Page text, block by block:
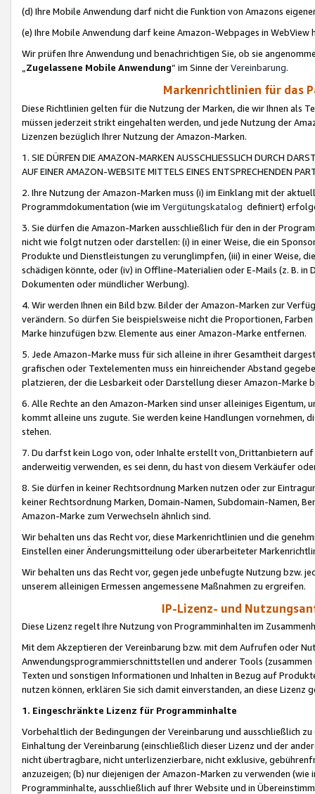
(d) Ihre Mobile Anwendung darf nicht die Funktion von Amazons
(e) Ihre Mobile Anwendung darf keine Amazon-Webpages in WebView
Wir prüfen Ihre Anwendung und benachrichtigen Sie, ob sie
„Zugelassene Mobile Anwendung“ im Sinne derVereinbarung.
Markenrichtlinien für das
Diese Richtlinien gelten für die Nutzung der Marken, die wir Ihnen als
müssen jederzeit strikt eingehalten werden, und jede Nutzung der
Lizenzen bezüglich Ihrer Nutzung der Amazon-Marken.
1. SIE DÜRFEN DIE AMAZON-MARKEN AUSSCHLIESSLICH DURCH
AUF EINER AMAZON-WEBSITE MITTELS EINES ENTSPRECHENDEN
2. Ihre Nutzung der Amazon-Marken muss (i) im Einklang mit der
Programmdokumentation (wie im Vergütungskatalog definiert)
3. Sie dürfen die Amazon-Marken ausschließlich für den in der
nicht wie folgt nutzen oder darstellen: (i) in einer Weise, die ein
Produkte und Dienstleistungen zu verunglimpfen, (iii) in einer Weise,
schädigen könnte, oder (iv) in Offline-Materialien oder E-Mails (z. B. in
Dokumenten oder mündlicher Werbung).
4. Wir werden Ihnen ein Bild bzw. Bilder der Amazon-Marken zur
verändern. So dürfen Sie beispielsweise nicht die Proportionen,
Marke hinzufügen bzw. Elemente aus einer Amazon-Marke entfernen.
5. Jede Amazon-Marke muss für sich alleine in ihrer Gesamtheit
grafischen oder Textelementen muss ein hinreichender Abstand
platzieren, der die Lesbarkeit oder Darstellung dieser Amazon-Marke
6. Alle Rechte an den Amazon-Marken sind unser alleiniges
kommt alleine uns zugute. Sie werden keine Handlungen vornehmen,
stehen.
7. Du darfst kein Logo von, oder Inhalte erstellt von,Drittanbietern auf
anderweitig verwenden, es sei denn, du hast von diesem Verkäufer
8. Sie dürfen in keiner Rechtsordnung Marken nutzen oder zur
keiner Rechtsordnung Marken, Domain-Namen, Subdomain-Namen,
Amazon-Marke zum Verwechseln ähnlich sind.
Wir behalten uns das Recht vor, diese Markenrichtlinien und die
Einstellen einer Änderungsmitteilung oder überarbeiteter
Wir behalten uns das Recht vor, gegen jede unbefugte Nutzung bzw.
unserem alleinigen Ermessen angemessene Maßnahmen zu ergreifen.
IP-Lizenz- und
Diese Lizenz regelt Ihre Nutzung von Programminhalten im
Mit dem Akzeptieren der Vereinbarung bzw. mit dem Aufrufen oder
Anwendungsprogrammierschnittstellen und anderer Tools (zusammen
Texten und sonstigen Informationen und Inhalten in Bezug auf
nutzen können, erklären Sie sich damit einverstanden, an diese Lizenz
1. Eingeschränkte Lizenz für Programminhalte
Vorbehaltlich der Bedingungen der Vereinbarung und ausschließlich
Einhaltung der Vereinbarung (einschließlich dieser Lizenz und der
nicht übertragbare, nicht unterlizenzierbare, nicht exklusive,
anzuzeigen; (b) nur diejenigen der Amazon-Marken zu verwenden
Programminhalte, ausschließlich auf Ihrer Website und in